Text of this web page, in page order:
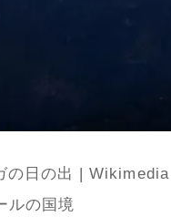
の日の出 |
ルの国境